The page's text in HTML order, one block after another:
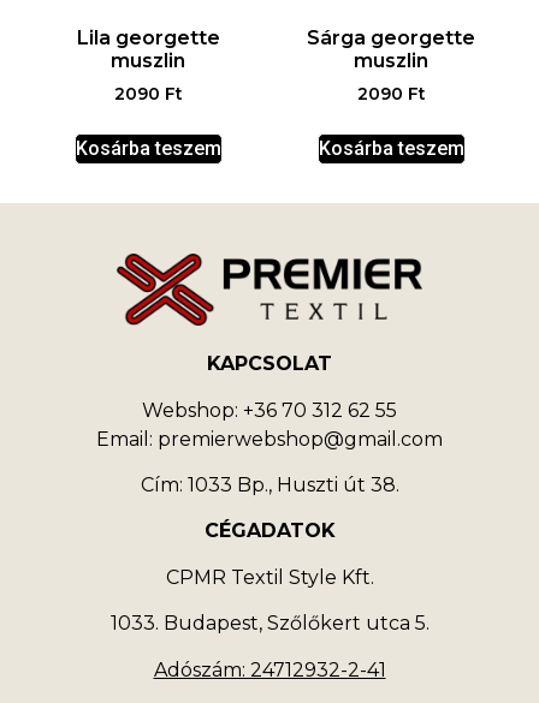
Lila georgette
muszlin
2090 Ft
Kosárba teszem
Sárga georgette
muszlin
2090 Ft
Kosárba teszem
KAPCSOLAT
Webshop: +36 70 312 62 55
Email: premierwebshop@gmail.com
Cím: 1033 Bp., Huszti út 38.
CÉGADATOK
CPMR Textil Style Kft.
1033. Budapest, Szőlőkert utca 5.
Adószám: 24712932-2-41